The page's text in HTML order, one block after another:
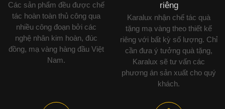
Các sản phẩm đều được chế
tác hoàn toàn thủ công qua
nhiều công đoạn bởi các
nghệ nhân kim hoàn, đúc
đồng, mạ vàng hàng đầu Việt
Nam.
riêng
Karalux nhận chế tác quà
tặng mạ vàng theo thiết kế
riêng với bất kỳ số lượng. Chỉ
cần đưa ý tưởng quà tặng,
Karalux sẽ tư vấn các
phương án sản xuất cho quý
khách.